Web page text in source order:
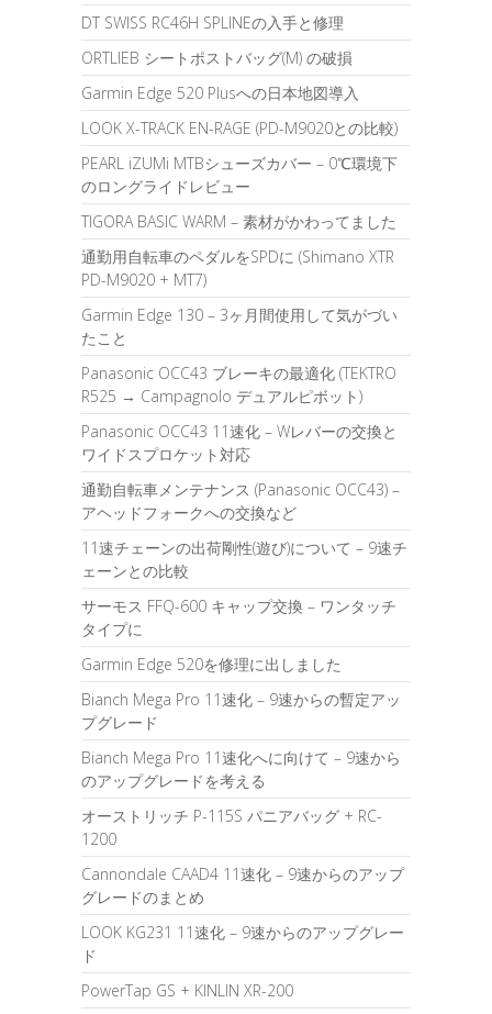
DT SWISS RC46H SPLINEの入手と修理
ORTLIEB シートポストバッグ(M) の破損
Garmin Edge 520 Plusへの日本地図導入
LOOK X-TRACK EN-RAGE (PD-M9020との比較)
PEARL iZUMi MTBシューズカバー – 0℃環境下
のロングライドレビュー
TIGORA BASIC WARM – 素材がかわってました
通勤用自転車のペダルをSPDに (Shimano XTR
PD-M9020 + MT7)
Garmin Edge 130 – 3ヶ月間使用して気がづい
たこと
Panasonic OCC43 ブレーキの最適化 (TEKTRO
R525 → Campagnolo デュアルピボット)
Panasonic OCC43 11速化 – Wレバーの交換と
ワイドスプロケット対応
通勤自転車メンテナンス (Panasonic OCC43) –
アヘッドフォークへの交換など
11速チェーンの出荷剛性(遊び)について – 9速チ
ェーンとの比較
サーモス FFQ-600 キャップ交換 – ワンタッチ
タイプに
Garmin Edge 520を修理に出しました
Bianch Mega Pro 11速化 – 9速からの暫定アッ
プグレード
Bianch Mega Pro 11速化へに向けて – 9速から
のアップグレードを考える
オーストリッチ P-115S パニアバッグ + RC-
1200
Cannondale CAAD4 11速化 – 9速からのアップ
グレードのまとめ
LOOK KG231 11速化 – 9速からのアップグレー
ド
PowerTap GS + KINLIN XR-200